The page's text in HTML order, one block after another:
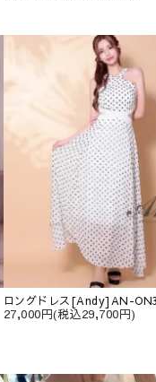
ロングドレス[Andy]AN-
27,000円(税込29,700円)